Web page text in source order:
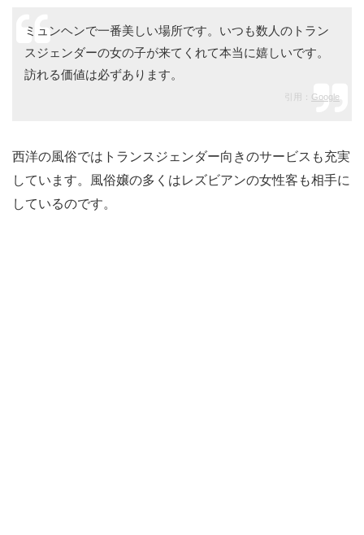
ミュンヘンで一番美しい場所です。いつも数人のトラン
スジェンダーの女の子が来てくれて本当に嬉しいです。
訪れる価値は必ずあります。
引用： Google
西洋の風俗ではトランスジェンダー向きのサービスも充実
しています。風俗嬢の多くはレズビアンの女性客も相手に
しているのです。